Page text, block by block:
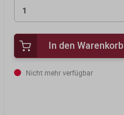
In den Warenkorb
Nicht mehr verfügbar